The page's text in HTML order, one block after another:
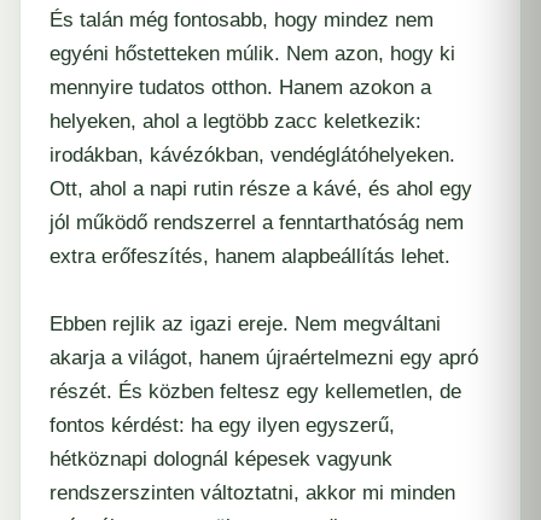
És talán még fontosabb, hogy mindez nem
egyéni hőstetteken múlik. Nem azon, hogy ki
mennyire tudatos otthon. Hanem azokon a
helyeken, ahol a legtöbb zacc keletkezik:
irodákban, kávézókban, vendéglátóhelyeken.
Ott, ahol a napi rutin része a kávé, és ahol egy
jól működő rendszerrel a fenntarthatóság nem
extra erőfeszítés, hanem alapbeállítás lehet.
Ebben rejlik az igazi ereje. Nem megváltani
akarja a világot, hanem újraértelmezni egy apró
részét. És közben feltesz egy kellemetlen, de
fontos kérdést: ha egy ilyen egyszerű,
hétköznapi dolognál képesek vagyunk
rendszerszinten változtatni, akkor mi minden